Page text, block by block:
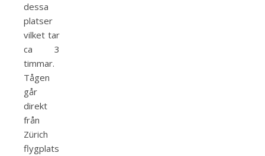
dessa
platser
vilket tar
ca 3
timmar.
Tågen
går
direkt
från
Zürich
flygplats